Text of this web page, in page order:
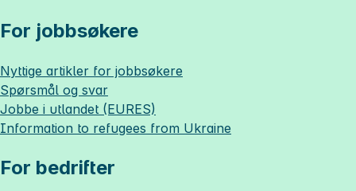
For jobbsøkere
Nyttige artikler for jobbsøkere
Spørsmål og svar
Jobbe i utlandet (EURES)
Information to refugees from Ukraine
For bedrifter